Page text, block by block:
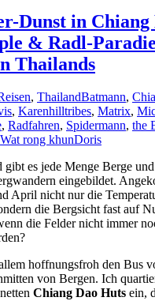
Dunst in Chiang
& Radl-
Thailands
, ThailandBatmann,
, Karenhilltribes, Matrix,
, Radfahren, Spidermann, the
Wat rong khunDoris
es jede Menge Berge
eingebildet.
April nicht nur die
die Bergsicht fast auf
die Felder nicht immer
hoffnungsfroh den Bus
von Bergen. Ich
Chiang Dao Huts ein,